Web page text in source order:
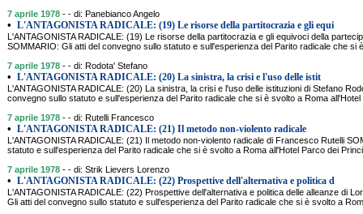
7 aprile 1978 - - di: Panebianco Angelo
• L'ANTAGONISTA RADICALE: (19) Le risorse della partitocrazia e gli equi
L'ANTAGONISTA RADICALE: (19) Le risorse della partitocrazia e gli equivoci della
SOMMARIO: Gli atti del convegno sullo statuto e sull'esperienza del Parito radicale che si
7 aprile 1978 - - di: Rodota' Stefano
• L'ANTAGONISTA RADICALE: (20) La sinistra, la crisi e l'uso delle istit
L'ANTAGONISTA RADICALE: (20) La sinistra, la crisi e l'uso delle istituzioni di Stefano
convegno sullo statuto e sull'esperienza del Parito radicale che si è svolto a Roma
7 aprile 1978 - - di: Rutelli Francesco
• L'ANTAGONISTA RADICALE: (21) Il metodo non-violento radicale
L'ANTAGONISTA RADICALE: (21) Il metodo non-violento radicale di Francesco Rutelli
statuto e sull'esperienza del Parito radicale che si è svolto a Roma all'Hotel Parco dei
7 aprile 1978 - - di: Strik Lievers Lorenzo
• L'ANTAGONISTA RADICALE: (22) Prospettive dell'alternativa e politica d
L'ANTAGONISTA RADICALE: (22) Prospettive dell'alternativa e politica delle alleanze di
Gli atti del convegno sullo statuto e sull'esperienza del Parito radicale che si è svolto a